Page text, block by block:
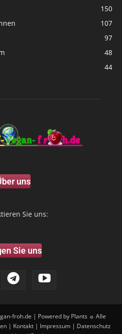
150
107
97
48
44
uns
Sie uns:
Sie uns
froh.de | Powered by Plants ☼ Alle
| Kontakt| Impressum| Datenschutz